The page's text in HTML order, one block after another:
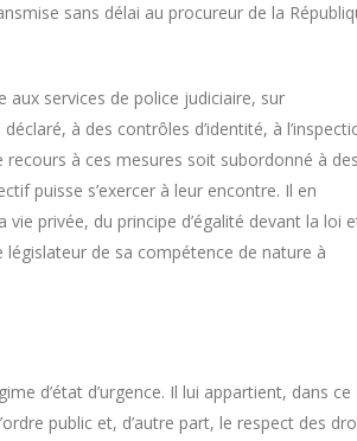
sans délai au procureur de la
services de police judiciaire, sur
à des contrôles d’identité, à
recours à ces mesures soit subordonné à des
puisse s’exercer à leur encontre. Il en
privée, du principe d’égalité devant la loi
de sa compétence de nature à
d’état d’urgence. Il lui appartient, dans ce
public et, d’autre part, le respect des